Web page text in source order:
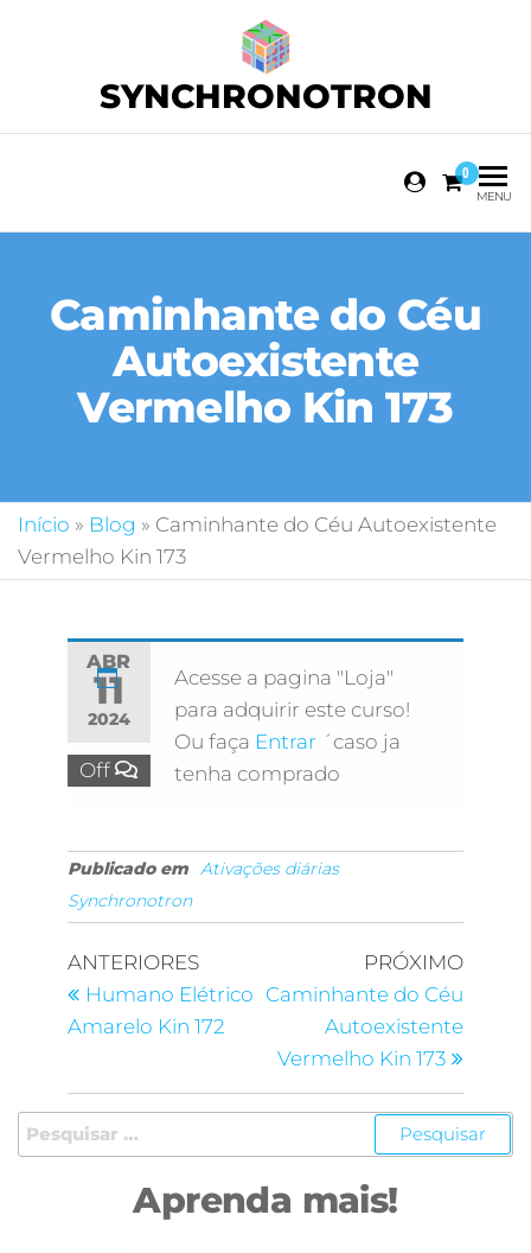
SYNCHRONOTRON
0
MENU
Caminhante do Céu
Autoexistente
Vermelho Kin 173
Início » Blog » Caminhante do Céu Autoexistente
Vermelho Kin 173
ABR
11
2024
Off
Acesse a pagina "Loja"
para adquirir este curso!
Ou faça Entrar ´caso ja
tenha comprado
Publicado em Ativações diárias
Synchronotron
ANTERIORES
Humano Elétrico
Amarelo Kin 172
PRÓXIMO
Caminhante do Céu
Autoexistente
Vermelho Kin 173
Aprenda mais!